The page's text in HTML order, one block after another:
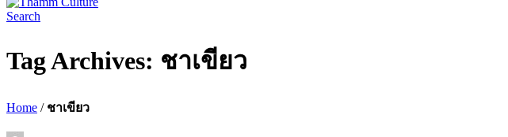
Search
Tag Archives: ชาเขียว
Home / ชาเขียว